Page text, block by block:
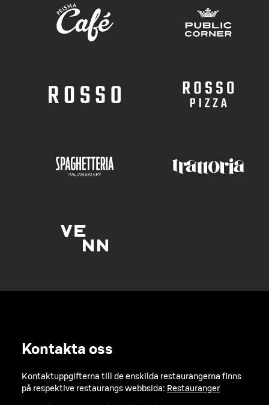
Kontakta oss
Kontaktuppgifterna till de enskilda restaurangerna finns
på respektive restaurangs webbsida: Restauranger